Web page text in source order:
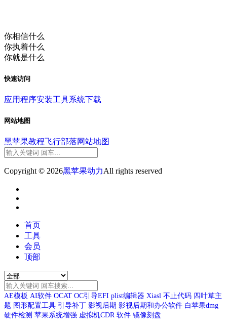
你相信什么
你执着什么
你就是什么
快速访问
应用程序安装工具系统下载
网站地图
黑苹果教程飞行部落网站地图
Copyright © 2026黑苹果动力All rights reserved
首页
工具
会员
顶部
AE模板 AI软件 OCAT OC引导EFI plist编辑器 Xiasl 不止代码 四叶草主
题 图形配置工具 引导补丁 影视后期 影视后期和办公软件 白苹果dmg
硬件检测 苹果系统增强 虚拟机CDR 软件 镜像刻盘